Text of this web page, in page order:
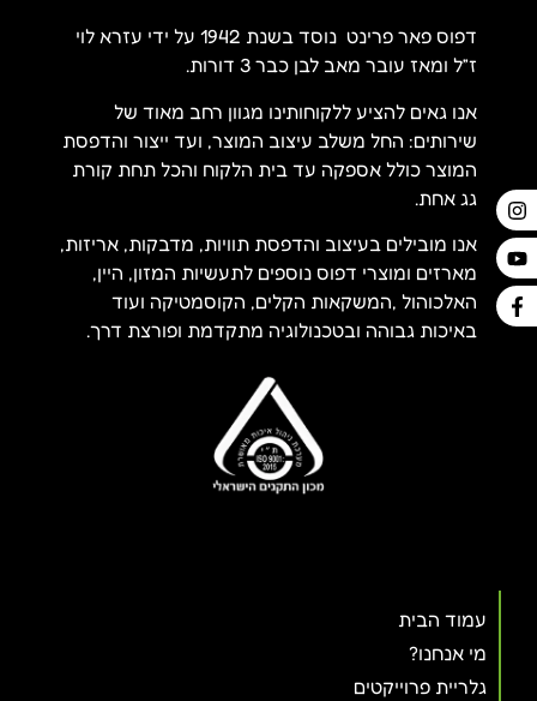
דפוס פאר פרינט נוסד בשנת 1942 על ידי עזרא לוי
ז”ל ומאז עובר מאב לבן כבר 3 דורות.
אנו גאים להציע ללקוחותינו מגוון רחב מאוד של
שירותים: החל משלב עיצוב המוצר, ועד ייצור והדפסת
המוצר כולל אספקה עד בית הלקוח והכל תחת קורת
גג אחת.
אנו מובילים בעיצוב והדפסת תוויות, מדבקות, אריזות,
מארזים ומוצרי דפוס נוספים לתעשיות המזון, היין,
האלכוהול ,המשקאות הקלים, הקוסמטיקה ועוד
באיכות גבוהה ובטכנולוגיה מתקדמת ופורצת דרך.
עמוד הבית
מי אנחנו?
גלריית פרוייקטים